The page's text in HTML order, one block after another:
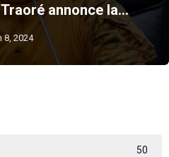
annonce la…
8, 2024
50